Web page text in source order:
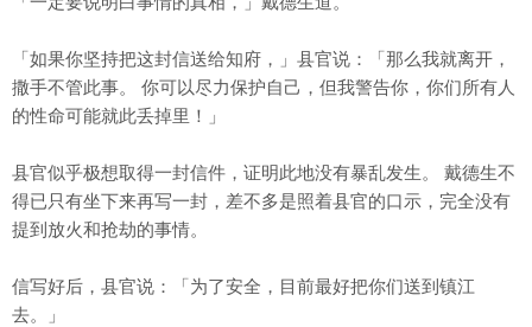
「如果你坚持把这封信送给知府，」县官说：「那么我就离开，
撒手不管此事。 你可以尽力保护自己，但我警告你，你们所有人
的性命可能就此丢掉里！」
县官似乎极想取得一封信件，证明此地没有暴乱发生。 戴德生不
得已只有坐下来再写一封，差不多是照着县官的口示，完全没有
提到放火和抢劫的事情。
信写好后，县官说：「为了安全，目前最好把你们送到镇江
去。」